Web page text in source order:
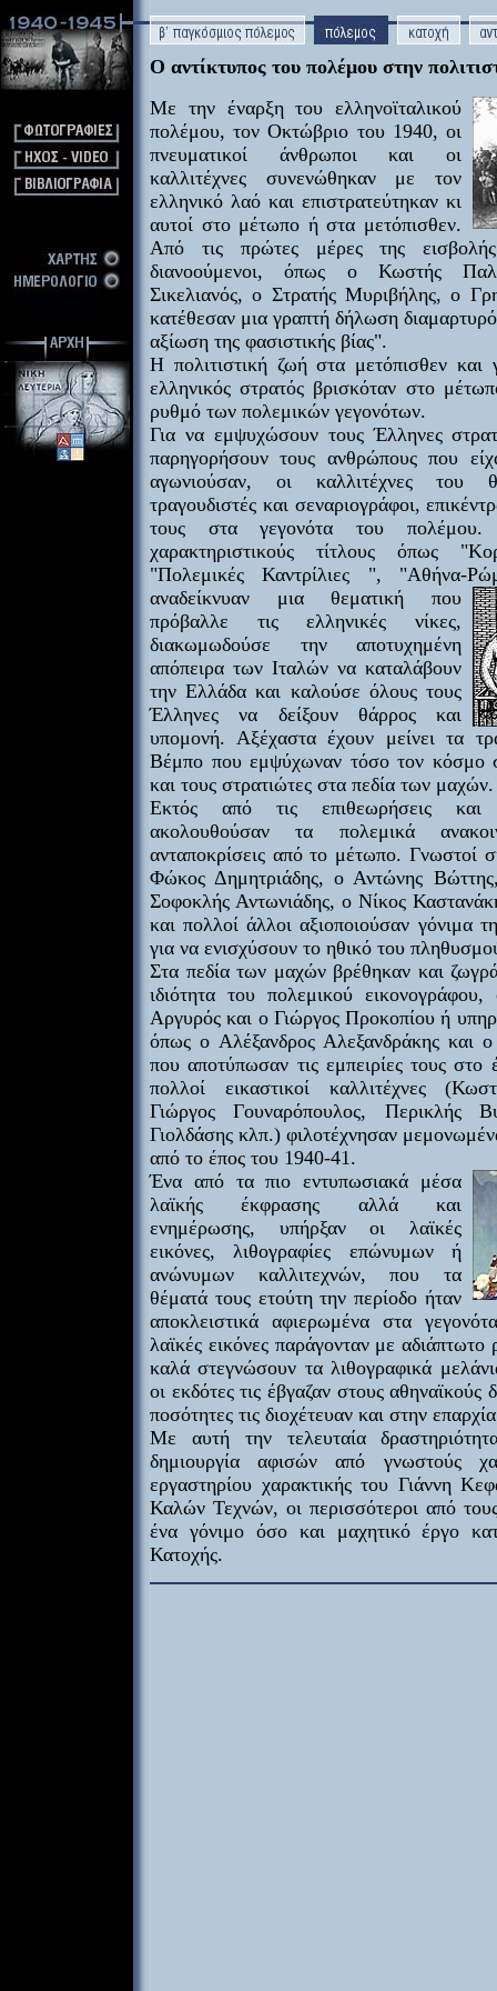
Ο αντίκτυπος του πολέμου στην
Με την έναρξη του ελληνοϊταλικού
πολέμου, τον Οκτώβριο του 1940, οι
πνευματικοί άνθρωποι και οι
καλλιτέχνες συνενώθηκαν με τον
ελληνικό λαό και επιστρατεύτηκαν κι
αυτοί στο μέτωπο ή στα μετόπισθεν.
Από τις πρώτες μέρες της
διανοούμενοι, όπως ο Κωστής
Σικελιανός, ο Στρατής Μυριβήλης, ο
κατέθεσαν μια γραπτή δήλωση
αξίωση της φασιστικής βίας".
Η πολιτιστική ζωή στα μετόπισθεν και
ελληνικός στρατός βρισκόταν στο
ρυθμό των πολεμικών γεγονότων.
Για να εμψυχώσουν τους Έλληνες
παρηγορήσουν τους ανθρώπους που
αγωνιούσαν, οι καλλιτέχνες του
τραγουδιστές και σεναριογράφοι,
τους στα γεγονότα του πολέμου.
χαρακτηριστικούς τίτλους όπως
"Πολεμικές Καντρίλιες ", "Aθήνα-
αναδείκνυαν μια θεματική που
πρόβαλλε τις ελληνικές νίκες,
διακωμωδούσε την αποτυχημένη
απόπειρα των Ιταλών να καταλάβουν
την Ελλάδα και καλούσε όλους τους
Έλληνες να δείξουν θάρρος και
υπομονή. Αξέχαστα έχουν μείνει τα
Βέμπο που εμψύχωναν τόσο τον κόσμο
και τους στρατιώτες στα πεδία των μαχών.
Εκτός από τις επιθεωρήσεις και
ακολουθούσαν τα πολεμικά
ανταποκρίσεις από το μέτωπο. Γνωστοί
Φώκος Δημητριάδης, ο Αντώνης
Σοφοκλής Αντωνιάδης, ο Nίκος
και πολλοί άλλοι αξιοποιούσαν γόνιμα
για να ενισχύσουν το ηθικό του
Στα πεδία των μαχών βρέθηκαν και
ιδιότητα του πολεμικού
Αργυρός και ο Γιώργος Προκοπίου ή
όπως ο Αλέξανδρος Αλεξανδράκης και ο
που αποτύπωσαν τις εμπειρίες τους στο
πολλοί εικαστικοί καλλιτέχνες
Γιώργος Γουναρόπουλος, Περικλής
Γιολδάσης κλπ.) φιλοτέχνησαν
από το έπος του 1940-41.
Ένα από τα πιο εντυπωσιακά μέσα
λαϊκής έκφρασης αλλά και
ενημέρωσης, υπήρξαν οι λαϊκές
εικόνες, λιθογραφίες επώνυμων ή
ανώνυμων καλλιτεχνών, που τα
θέματά τους ετούτη την περίοδο ήταν
αποκλειστικά αφιερωμένα στα
λαϊκές εικόνες παράγονταν με
καλά στεγνώσουν τα λιθογραφικά
οι εκδότες τις έβγαζαν στους αθηναϊκούς
ποσότητες τις διοχέτευαν και στην
Με αυτή την τελευταία
δημιουργία αφισών από γνωστούς
εργαστηρίου χαρακτικής του Γιάννη
Καλών Τεχνών, οι περισσότεροι από
ένα γόνιμο όσο και μαχητικό έργο
Κατοχής.